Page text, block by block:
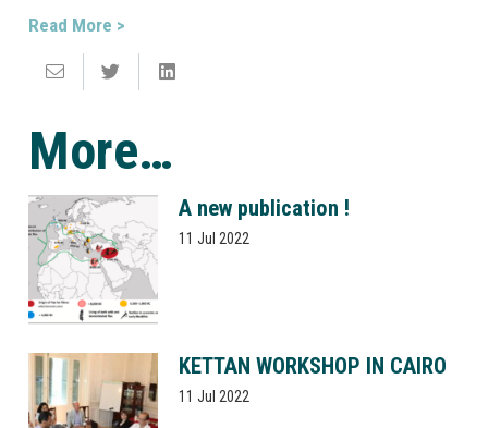
Read More >
More…
A new publication !
11 Jul 2022
KETTAN WORKSHOP IN CAIRO
11 Jul 2022